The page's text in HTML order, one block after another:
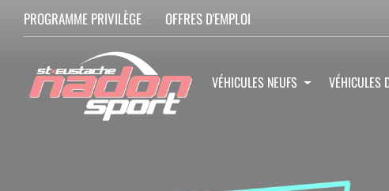
PROGRAMME PRIVILÈGE OFFRES D'EMPLOI
VÉHICULES NEUFS VÉHICULES